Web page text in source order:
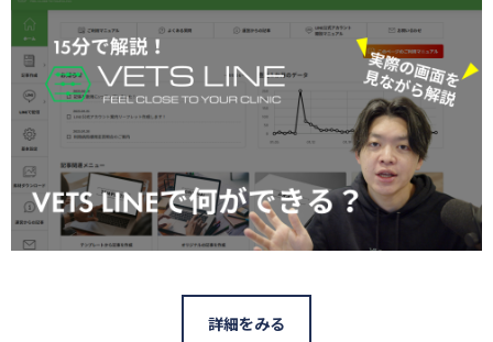
詳細をみる